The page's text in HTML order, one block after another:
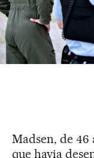
Madsen, de
que havia